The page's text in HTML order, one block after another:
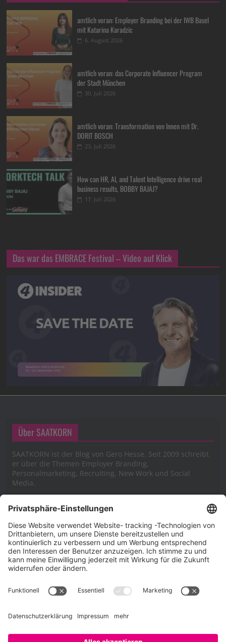
amtlich voran: Employer Branding bei der IWB Basel
mit Katarina Karadzic
6. August 2026
amtlich voran: das Corporate Influencer Program
der Stadt München
30. Juli 2026
amtlich voran: Transformation von Innen mit Dr.
DORIT BOSCH
23. Juli 2026
How can HR, AI, and Talent Intelligence drive real
business results, BOBBY BAJAJ?
17. Juli 2026
Das war das EMBRACE Festival – Video auf Klick
Über SAATKORN
SAATKORN ist der Blog von Gero Hesse. Seit 2009 schreibt
er über die Themen Employer Branding,
Personalmarketing, Recruiting, New Work und Social
Media.
Impressum
Impressum
Cookie-Richtlinie (EU)